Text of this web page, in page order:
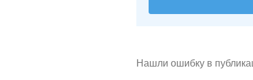
Нашли ошибку в